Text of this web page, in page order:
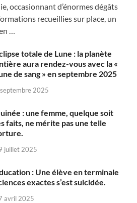
occasionnant d’énormes dégâts
recueillies sur place, un
…
totale de Lune : la planète
aura rendez-vous avec la «
de sang » en septembre 2025
2025
: une femme, quelque soit
faits, ne mérite pas une telle
juillet 2025
: Une élève en terminale
exactes s’est suicidée.
avril 2025